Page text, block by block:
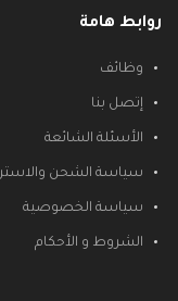
روابط هامة
وظائف
إتصل بنا
الأسئلة الشائعة
سياسة الشحن
سياسة الخصوصية
الشروط و الأحكام